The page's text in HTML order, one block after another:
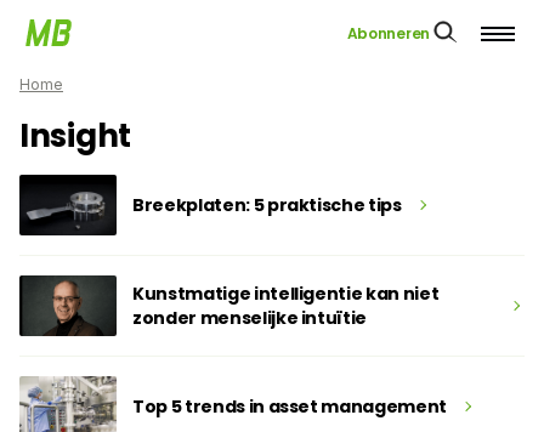
Abonneren
Home
Insight
Breekplaten: 5 praktische tips
Kunstmatige intelligentie kan niet
zonder menselijke intuïtie
Top 5 trends in asset ­management